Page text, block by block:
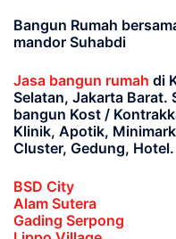
Bangun Rumah
mandor Suhabdi
Jasa bangun rumah di
Selatan, Jakarta Barat.
bangun Kost /
Klinik, Apotik,
Cluster, Gedung, Hotel.
BSD City
Alam Sutera
Gading Serpong